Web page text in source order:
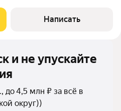
комплексный
утепление
Написать
и не упускайте
до 4,5 млн ₽ за всё в
округ))